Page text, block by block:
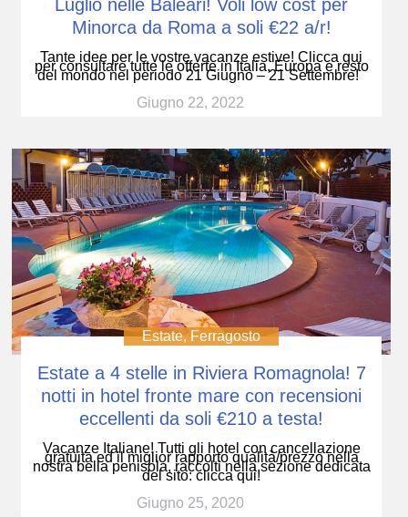
Luglio nelle Baleari! Voli low cost per
Minorca da Roma a soli €22 a/r!
Tante idee per le vostre vacanze estive! Clicca qui
per consultare tutte le offerte in Italia, Europa e resto
del mondo nel periodo 21 Giugno – 21 Settembre!
Giugno 22, 2022
Estate, Ferragosto
Estate a 4 stelle in Riviera Romagnola! 7
notti in hotel fronte mare con recensioni
eccellenti da soli €210 a testa!
Vacanze Italiane! Tutti gli hotel con cancellazione
gratuita ed il miglior rapporto qualità/prezzo nella
nostra bella penisola, raccolti nella sezione dedicata
del sito: clicca qui!
Giugno 25, 2020